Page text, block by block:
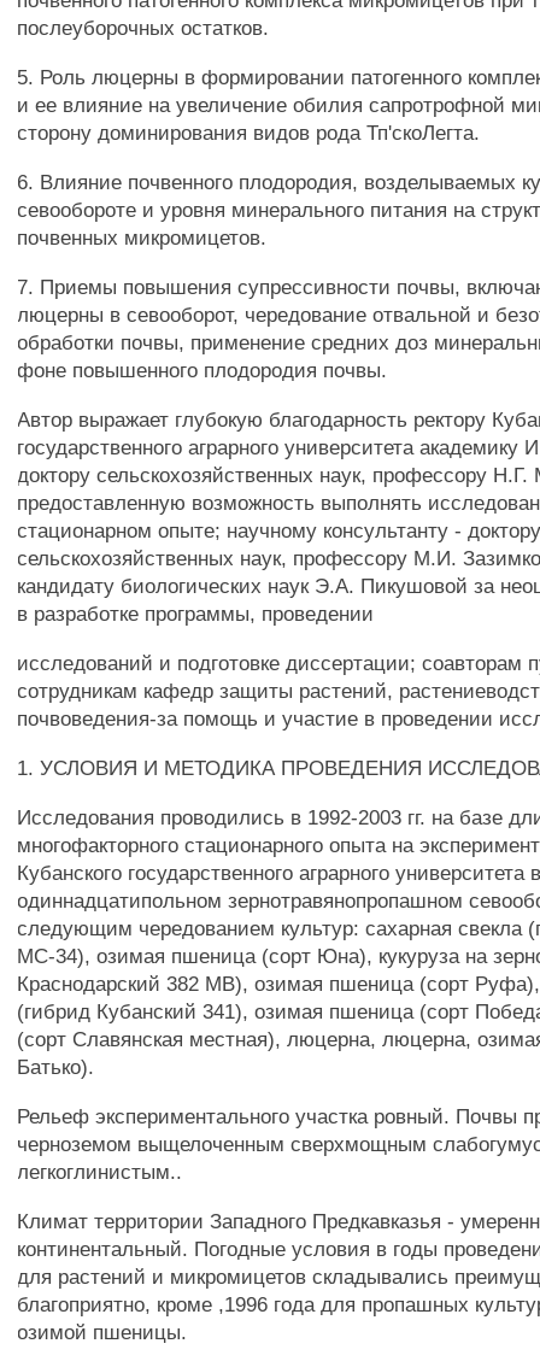
послеуборочных остатков.
5. Роль люцерны в формировании патогенного
и ее влияние на увеличение обилия сапротрофной
сторону доминирования видов рода Тп'скоЛегта.
6. Влияние почвенного плодородия, возделываемых
севообороте и уровня минерального питания на
почвенных микромицетов.
7. Приемы повышения супрессивности почвы,
люцерны в севооборот, чередование отвальной и
обработки почвы, применение средних доз
фоне повышенного плодородия почвы.
Автор выражает глубокую благодарность ректору
государственного аграрного университета академику
доктору сельскохозяйственных наук, профессору
предоставленную возможность выполнять
стационарном опыте; научному консультанту -
сельскохозяйственных наук, профессору М.И.
кандидату биологических наук Э.А. Пикушовой за
в разработке программы, проведении
исследований и подготовке диссертации; соавторам
сотрудникам кафедр защиты растений,
почвоведения-за помощь и участие в проведении
1. УСЛОВИЯ И МЕТОДИКА ПРОВЕДЕНИЯ
Исследования проводились в 1992-2003 гг. на базе
многофакторного стационарного опыта на
Кубанского государственного аграрного университета
одиннадцатипольном зернотравянопропашном
следующим чередованием культур: сахарная свекла
МС-34), озимая пшеница (сорт Юна), кукуруза на
Краснодарский 382 МВ), озимая пшеница (сорт
(гибрид Кубанский 341), озимая пшеница (сорт
(сорт Славянская местная), люцерна, люцерна,
Батько).
Рельеф экспериментального участка ровный. Почвы
черноземом выщелоченным сверхмощным
легкоглинистым..
Климат территории Западного Предкавказья -
континентальный. Погодные условия в годы
для растений и микромицетов складывались
благоприятно, кроме ,1996 года для пропашных
озимой пшеницы.